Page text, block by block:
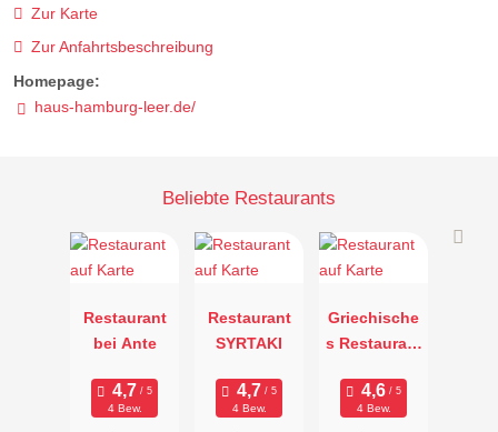
Zur Karte
Zur Anfahrtsbeschreibung
Homepage:
haus-hamburg-leer.de/
Beliebte Restaurants
Restaurant
bei Ante
4 Bew.
Restaurant
SYRTAKI
4 Bew.
Griechische
s Restaurant
4 Bew.